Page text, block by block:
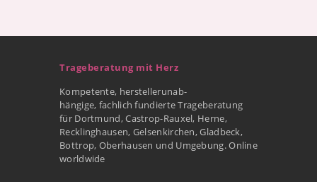
Trageberatung mit Herz
Kompetente, herstellerunab-
hängige, fachlich fundierte Trageberatung
für Dortmund, Castrop-Rauxel, Herne,
Recklinghausen, Gelsenkirchen, Gladbeck,
Bottrop, Oberhausen und Umgebung. Online
worldwide